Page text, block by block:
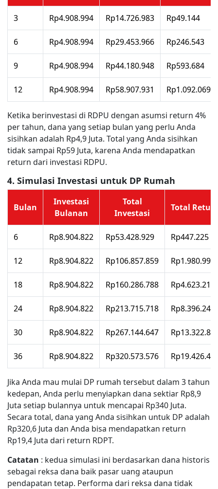
3 Rp4.908.994 Rp14.726.983 Rp49.144
6 Rp4.908.994 Rp29.453.966 Rp246.543
9 Rp4.908.994 Rp44.180.948 Rp593.684
12 Rp4.908.994 Rp58.907.931 Rp1.092.069
Ketika berinvestasi di RDPU dengan asumsi return 4%
per tahun, dana yang setiap bulan yang perlu Anda
sisihkan adalah Rp4,9 Juta. Total yang Anda sisihkan
tidak sampai Rp59 Juta, karena Anda mendapatkan
return dari investasi RDPU.
4. Simulasi Investasi untuk DP Rumah
Bulan
Investasi
Bulanan
Total
Investasi
Total
6 Rp8.904.822 Rp53.428.929 Rp447.225
12 Rp8.904.822 Rp106.857.859 Rp1.980.992
18 Rp8.904.822 Rp160.286.788 Rp4.623.215
24 Rp8.904.822 Rp213.715.718 Rp8.396.247
30 Rp8.904.822 Rp267.144.647
36 Rp8.904.822 Rp320.573.576
Jika Anda mau mulai DP rumah tersebut dalam 3 tahun
kedepan, Anda perlu menyiapkan dana sektiar Rp8,9
Juta setiap bulannya untuk mencapai Rp340 Juta.
Secara total, dana yang Anda sisihkan untuk DP adalah
Rp320,6 Juta dan Anda bisa mendapatkan return
Rp19,4 Juta dari return RDPT.
Catatan : kedua simulasi ini berdasarkan dana historis
sebagai reksa dana baik pasar uang ataupun
pendapatan tetap. Performa dari reksa dana tidak